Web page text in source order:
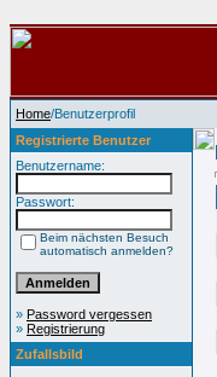
Home/Benutzerprofil
Registrierte Benutzer
Benutzername:
Passwort:
Beim nächsten Besuch
automatisch anmelden?
» Password vergessen
» Registrierung
Zufallsbild